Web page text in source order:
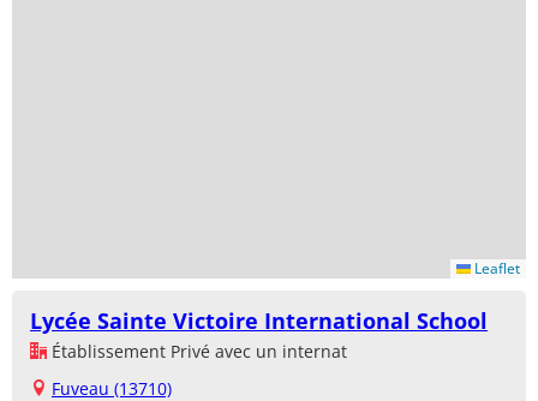
Leaflet
Lycée Sainte Victoire International School
Établissement Privé avec un internat
Fuveau (13710)